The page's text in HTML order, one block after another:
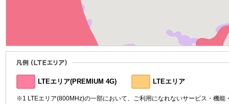
LTEエリア(PREMIUM 4G) LTEエリア
LTEエリア(800MHz)の一部において、ご利用になれないサービス・機能